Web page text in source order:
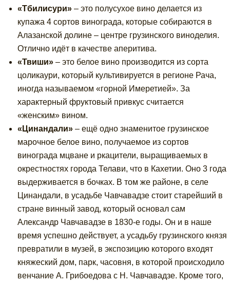
«Тбилисури» – это полусухое вино делается из
купажа 4 сортов винограда, которые собираются в
Алазанской долине – центре грузинского виноделия.
Отлично идёт в качестве аперитива.
«Твиши» – это белое вино производится из сорта
цоликаури, который культивируется в регионе Рача,
иногда называемом «горной Имеретией». За
характерный фруктовый привкус считается
«женским» вином.
«Цинандали» – ещё одно знаменитое грузинское
марочное белое вино, получаемое из сортов
винограда мцване и ркацители, выращиваемых в
окрестностях города Телави, что в Кахетии. Оно 3 года
выдерживается в бочках. В том же районе, в селе
Цинандали, в усадьбе Чавчавадзе стоит старейший в
стране винный завод, который основал сам
Александр Чавчавадзе в 1830-е годы. Он и в наше
время успешно действует, а усадьбу грузинского князя
превратили в музей, в экспозицию которого входят
княжеский дом, парк, часовня, в которой происходило
венчание А. Грибоедова с Н. Чавчавадзе. Кроме того,